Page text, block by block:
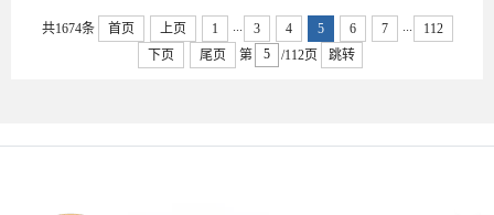
共1674条 首页 上页 1 ... 3 4 5 6 7 ...
112
下页
尾页 第 /112页 跳转